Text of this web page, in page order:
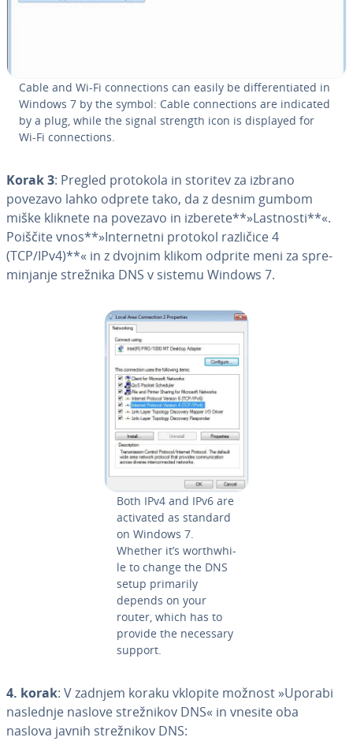
Cable and Wi-Fi con­nec­ti­ons can easily be di­ffe­ren­ti­a­ted in
Windows 7 by the symbol: Cable con­nec­ti­ons are indicated
by a plug, while the signal strength icon is displayed for
Wi-Fi con­nec­ti­ons.
Korak 3: Pregled protokola in storitev za izbrano
povezavo lahko odprete tako, da z desnim gumbom
miške kliknete na povezavo in izberete**»Lastnosti**«.
Poiščite vnos**»In­ter­ne­tni protokol različice 4
(TCP/IPv4)**« in z dvojnim klikom odprite meni za spre­
mi­nja­nje strežnika DNS v sistemu Windows 7.
Both IPv4 and IPv6 are
activated as standard
on Windows 7.
Whether it’s worthwhi­
le to change the DNS
setup primarily
depends on your
router, which has to
provide the necessary
support.
4. korak: V zadnjem koraku vklopite možnost »Uporabi
naslednje naslove stre­žni­kov DNS« in vnesite oba
naslova javnih stre­žni­kov DNS: